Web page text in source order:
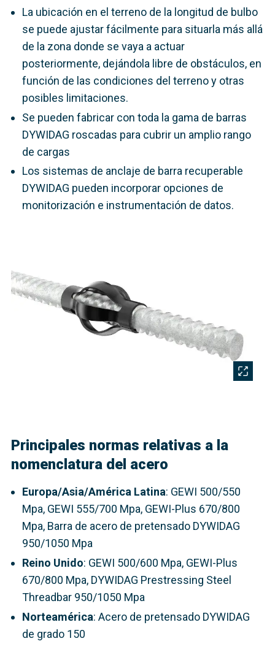
La ubicación en el terreno de la longitud de bulbo
se puede ajustar fácilmente para situarla más allá
de la zona donde se vaya a actuar
posteriormente, dejándola libre de obstáculos, en
función de las condiciones del terreno y otras
posibles limitaciones.
Se pueden fabricar con toda la gama de barras
DYWIDAG roscadas para cubrir un amplio rango
de cargas
Los sistemas de anclaje de barra recuperable
DYWIDAG pueden incorporar opciones de
monitorización e instrumentación de datos.
Principales normas relativas a la
nomenclatura del acero
Europa/Asia/América Latina: GEWI 500/550
Mpa, GEWI 555/700 Mpa, GEWI-Plus 670/800
Mpa, Barra de acero de pretensado DYWIDAG
950/1050 Mpa
Reino Unido: GEWI 500/600 Mpa, GEWI-Plus
670/800 Mpa, DYWIDAG Prestressing Steel
Threadbar 950/1050 Mpa
Norteamérica: Acero de pretensado DYWIDAG
de grado 150